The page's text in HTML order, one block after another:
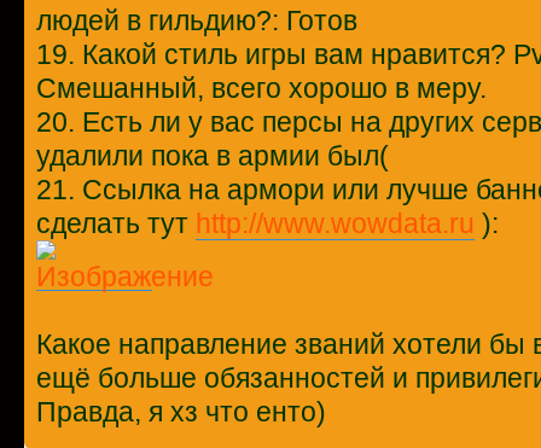
людей в гильдию?: Готов
19. Какой стиль игры вам нравится?
Смешанный, всего хорошо в меру.
20. Есть ли у вас персы на других
удалили пока в армии был(
21. Ссылка на армори или лучше
сделать тут http://www.wowdata.ru ):
Какое направление званий хотели
ещё больше обязанностей и
Правда, я хз что енто)